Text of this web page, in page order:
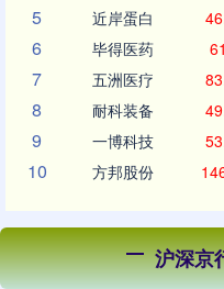
5 近岸蛋白
6 毕得医药
7 五洲医疗
8 耐科装备
9 一博科技
10 方邦股份
沪深京